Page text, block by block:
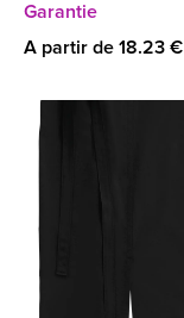
Garantie
A partir de 18.23 €